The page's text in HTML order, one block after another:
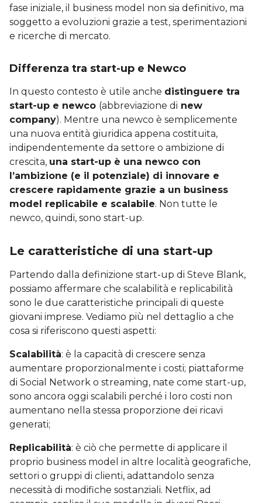
fase iniziale, il business model non sia definitivo, ma
soggetto a evoluzioni grazie a test, sperimentazioni
e ricerche di mercato.
Differenza tra start-up e Newco
In questo contesto è utile anche distinguere tra
start-up e newco (abbreviazione di new
company). Mentre una newco è semplicemente
una nuova entità giuridica appena costituita,
indipendentemente da settore o ambizione di
crescita, una start-up è una newco con
l’ambizione (e il potenziale) di innovare e
crescere rapidamente grazie a un business
model replicabile e scalabile. Non tutte le
newco, quindi, sono start-up.
Le caratteristiche di una start-up
Partendo dalla definizione start-up di Steve Blank,
possiamo affermare che scalabilità e replicabilità
sono le due caratteristiche principali di queste
giovani imprese. Vediamo più nel dettaglio a che
cosa si riferiscono questi aspetti:
Scalabilità: è la capacità di crescere senza
aumentare proporzionalmente i costi; piattaforme
di Social Network o streaming, nate come start-up,
sono ancora oggi scalabili perché i loro costi non
aumentano nella stessa proporzione dei ricavi
generati;
Replicabilità: è ciò che permette di applicare il
proprio business model in altre località geografiche,
settori o gruppi di clienti, adattandolo senza
necessità di modifiche sostanziali. Netflix, ad